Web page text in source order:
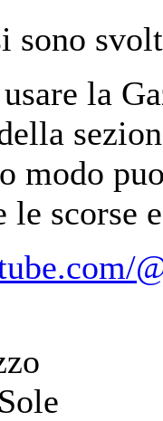
sono
la
modo
le scorse